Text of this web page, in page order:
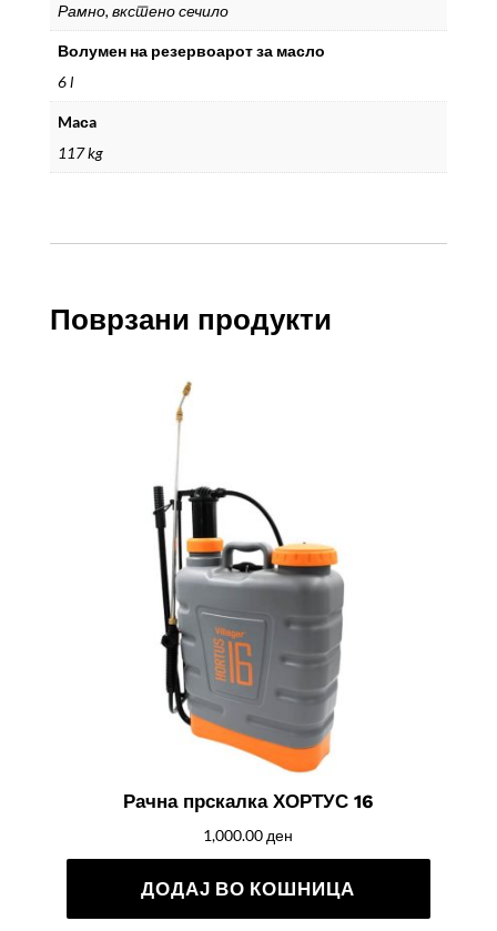
Рамно, вкстено сечило
Волумен на резервоарот за масло
6 l
Maсa
117 kg
Поврзани продукти
Рачна прскалка ХОРТУС 16
1,000.00 ден
ДОДАЈ ВО КОШНИЦА